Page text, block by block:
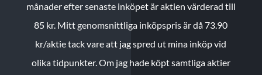
månader efter senaste inköpet är aktien värderad till
85 kr. Mitt genomsnittliga inköpspris är då 73.90
kr/aktie tack vare att jag spred ut mina inköp vid
olika tidpunkter. Om jag hade köpt samtliga aktier